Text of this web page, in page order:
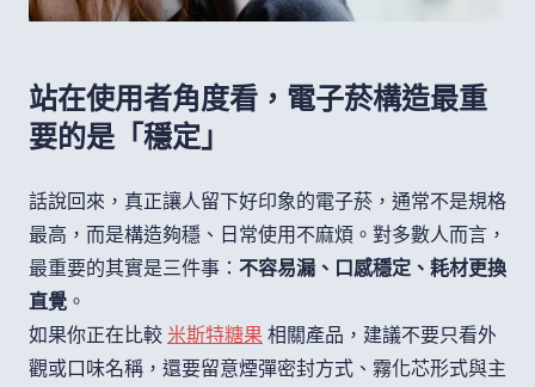
站在使用者角度看，電子菸構造最重
要的是「穩定」
話說回來，真正讓人留下好印象的電子菸，通常不是規格
最高，而是構造夠穩、日常使用不麻煩。對多數人而言，
最重要的其實是三件事： 不容易漏、口感穩定、耗材更換
直覺 。
如果你正在比較 米斯特糖果 相關產品，建議不要只看外
觀或口味名稱，還要留意煙彈密封方式、霧化芯形式與主